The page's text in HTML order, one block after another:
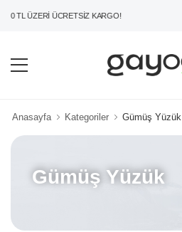
TL ÜZERİ ÜCRETSİZ KARGO!
Anasayfa Kategoriler Gümüş Yüzük
Gümüş Yüzük